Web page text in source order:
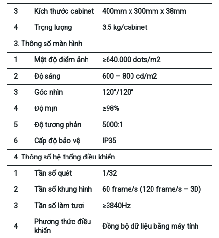
3 Kích thước cabinet
400mm x 300mm x 38mm
4
Trọng lượng
3.5 kg/cabinet
3. Thông số màn hình
1
Mật độ điểm ảnh
≥640.000 dots/m2
2
Độ sáng
600 – 800 cd/m2
3
Góc nhìn
120°/120°
4
Độ mịn
≥98%
5
Độ tương phản
5000:1
6
Cấp độ bảo vệ
IP35
4. Thông số hệ thống điều khiển
1
Tần số quét
1/32
2
Tần số khung hình
60 frame/s (120 frame/s – 3D)
3
Tần số làm tươi ≥3840Hz
4
Phương thức điều
khiển
Đồng bộ dữ liệu bằng máy tính